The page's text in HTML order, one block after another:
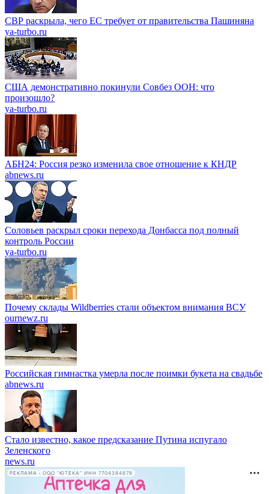
СВР раскрыла, чего ЕС требует от правительства Пашиняна
ya-turbo.ru
США демонстративно покинули Совбез ООН: что
произошло?
ya-turbo.ru
АБН24: Россия резко изменила свое отношение к КНДР
abnews.ru
Соловьев раскрыл сроки перехода Донбасса под полный
контроль России
ya-turbo.ru
Почему склады Wildberries стали объектом внимания ВСУ
ournewz.ru
Российская гимнастка умерла после поимки букета на свадьбе
abnews.ru
Стало известно, какое предсказание Путина испугало
Зеленского
news.ru
РЕКЛАМА • ООО "ЮТЕКА" ИНН 7704384878